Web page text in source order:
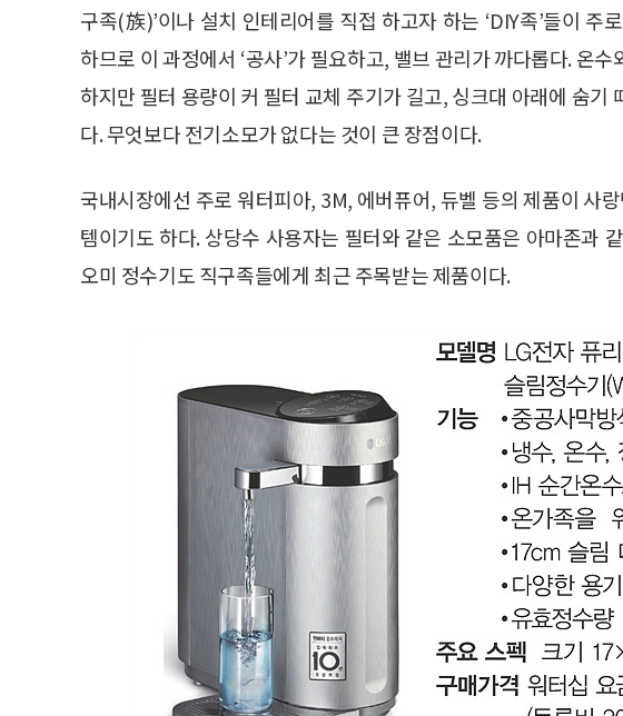
구족(族)’이나 설치 인테리어를 직접 하고자 하는 ‘DIY족’들이 주
하므로 이 과정에서 ‘공사’가 필요하고, 밸브 관리가 까다롭다. 온
하지만 필터 용량이 커 필터 교체 주기가 길고, 싱크대 아래에 숨기
다. 무엇보다 전기소모가 없다는 것이 큰 장점이다.
국내시장에선 주로 워터피아, 3M, 에버퓨어, 듀벨 등의 제품이 사
템이기도 하다. 상당수 사용자는 필터와 같은 소모품은 아마존과
오미 정수기도 직구족들에게 최근 주목받는 제품이다.